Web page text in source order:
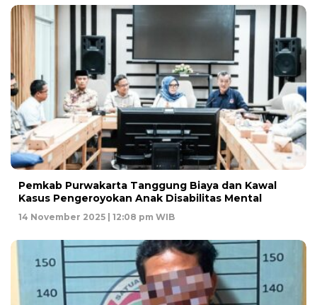
Pemkab Purwakarta Tanggung Biaya dan Kawal
Kasus Pengeroyokan Anak Disabilitas Mental
14 November 2025 | 12:08 pm WIB